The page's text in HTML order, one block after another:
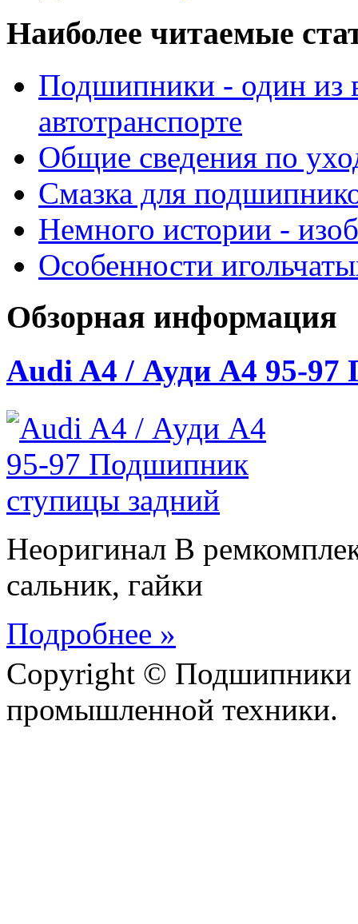
Наиболее читаемые
Подшипники - один из
автотранспорте
Общие сведения по
Смазка для
Немного истории -
Особенности
Обзорная информация
Audi A4 / Ауди А4 95-97
Неоригинал В
сальник, гайки
Подробнее »
Copyright © Подшипники
промышленной техники.